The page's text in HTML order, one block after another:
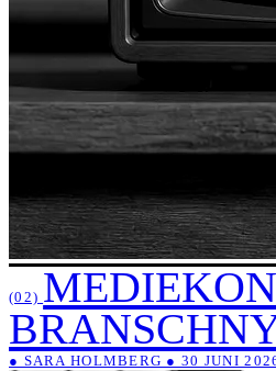
(02)
● SARA HOLMBERG ● 30 JUNI